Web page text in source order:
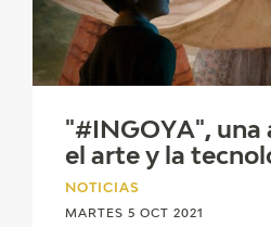
FRANCISCO DE GOYA
CRONOLOGÍA
"#INGOYA", una
el arte y la
NOTICIAS
MARTES 5 OCT 2021